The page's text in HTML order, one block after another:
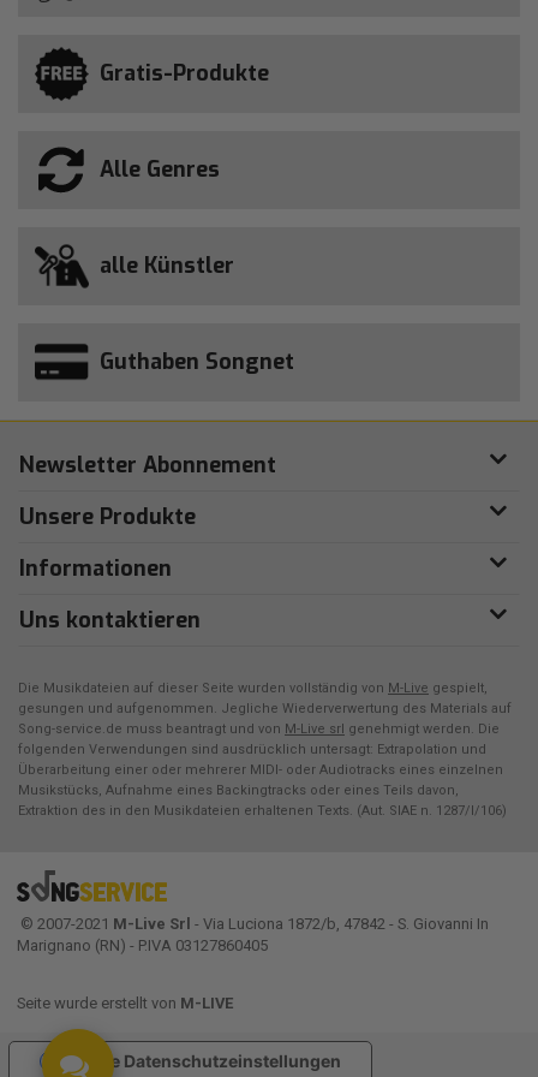
Gratis-Produkte
Alle Genres
alle Künstler
Guthaben Songnet
Newsletter Abonnement
Unsere Produkte
Informationen
Uns kontaktieren
Die Musikdateien auf dieser Seite wurden vollständig von M-Live gespielt,
gesungen und aufgenommen. Jegliche Wiederverwertung des Materials auf
Song-service.de muss beantragt und von M-Live srl genehmigt werden. Die
folgenden Verwendungen sind ausdrücklich untersagt: Extrapolation und
Überarbeitung einer oder mehrerer MIDI- oder Audiotracks eines einzelnen
Musikstücks, Aufnahme eines Backingtracks oder eines Teils davon,
Extraktion des in den Musikdateien erhaltenen Texts. (Aut. SIAE n. 1287/I/106)
© 2007-2021 M-Live Srl - Via Luciona 1872/b, 47842 - S. Giovanni In
Marignano (RN) - P.IVA 03127860405
Seite wurde erstellt von M-LIVE
Ihre Datenschutzeinstellungen